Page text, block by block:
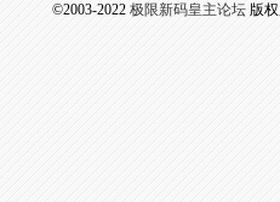
©2003-2022 极限新码皇主论坛版权